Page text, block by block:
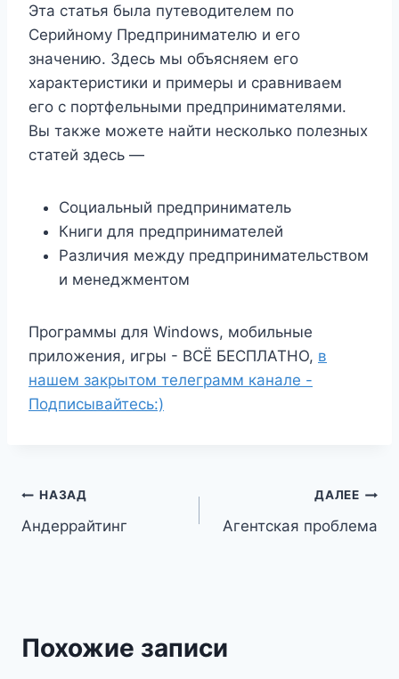
Эта статья была путеводителем по
Серийному Предпринимателю и его
значению. Здесь мы объясняем его
характеристики и примеры и сравниваем
его с портфельными предпринимателями.
Вы также можете найти несколько полезных
статей здесь —
Социальный предприниматель
Книги для предпринимателей
Различия между предпринимательством
и менеджментом
Программы для Windows, мобильные
приложения, игры - ВСЁ БЕСПЛАТНО, в
нашем закрытом телеграмм канале -
Подписывайтесь:)
Навигация
по
НАЗАД
Андеррайтинг
ДАЛЕЕ
Агентская проблема
Похожие записи